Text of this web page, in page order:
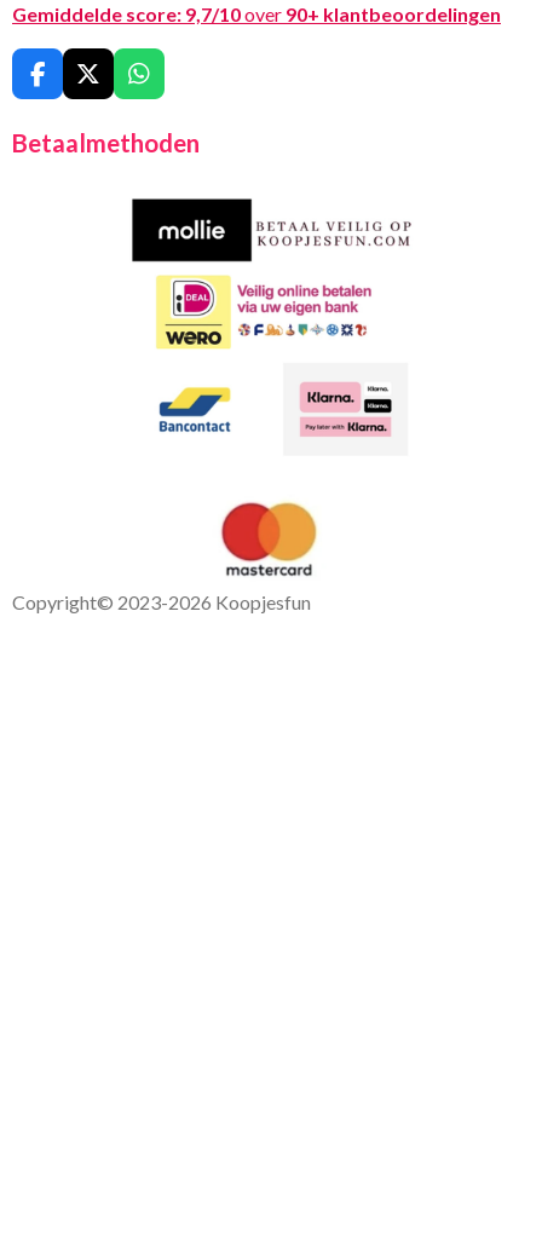
Gemiddelde score: 9,7/10over 90+ klantbeoordelingen
F
a
c
e
X
W
h
t
A
Betaalmethoden
Copyright© 2023-2026 Koopjesfun